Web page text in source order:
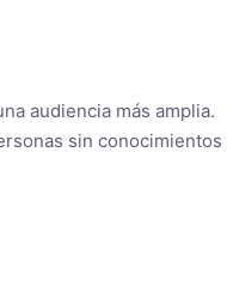
audiencia más amplia.
sin